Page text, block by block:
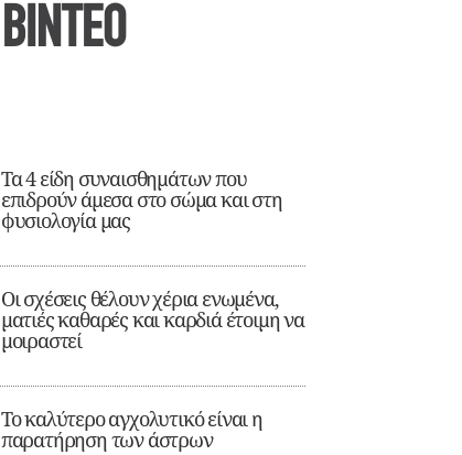
ΒΙΝΤΕΟ
Τα 4 είδη συναισθημάτων που
επιδρούν άμεσα στο σώμα και στη
φυσιολογία μας
Οι σχέσεις θέλουν χέρια ενωμένα,
ματιές καθαρές και καρδιά έτοιμη να
μοιραστεί
Το καλύτερο αγχολυτικό είναι η
παρατήρηση των άστρων